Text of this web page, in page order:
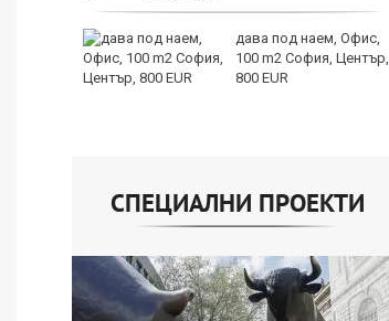
дава под наем, Офис,
100 m2 София, Център,
800 EUR
СПЕЦИАЛНИ ПРОЕКТИ